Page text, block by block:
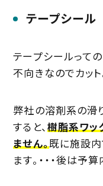
テープシール
テープシールって
不向きなのでカット
弊社の溶剤系の滑
すると、 樹脂系ワッ
ません。既に施設内
ます。・・・後は予算